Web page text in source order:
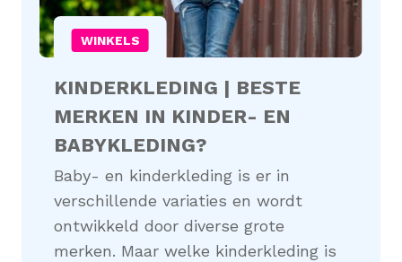
WINKELS
KINDERKLEDING | BESTE
MERKEN IN KINDER- EN
BABYKLEDING?
Baby- en kinderkleding is er in
verschillende variaties en wordt
ontwikkeld door diverse grote
merken. Maar welke kinderkleding is